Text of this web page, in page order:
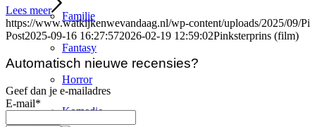
Familie
Fantasy
Horror
Komedie
Lees meer
https://www.watkijkenwevandaag.nl/wp-content/uploads/2025/09/
Post2025-09-16 16:27:572026-02-19 12:59:02Pinksterprins (film)
Automatisch nieuwe recensies?
Geef dan je e-mailadres
E-mail*